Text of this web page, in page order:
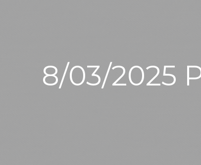
8/03/2025